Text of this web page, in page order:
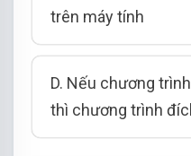
trên máy tính
D. Nếu chương
thì chương trình